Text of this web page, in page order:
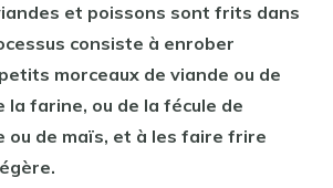
et poissons sont frits dans
consiste à enrober
morceaux de viande ou de
la farine, ou de la fécule de
ou de maïs, et à les faire frire